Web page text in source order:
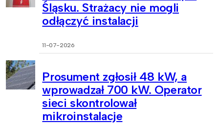
Śląsku. Strażacy nie mogli
odłączyć instalacji
11-07-2026
Prosument zgłosił 48 kW, a
wprowadzał 700 kW. Operator
sieci skontrolował
mikroinstalacje